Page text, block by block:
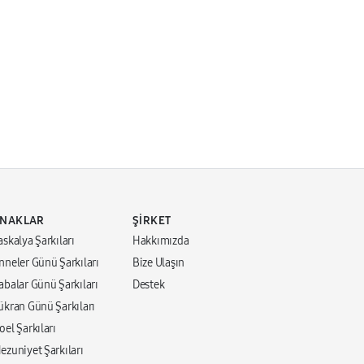
Şarkıları
Günü Şarkıları
Günü Şarkıları
Günü Şarkıları
Şarkıları
Şarkıları
ŞIRKET
Hakkımızda
Bize Ulaşın
Destek